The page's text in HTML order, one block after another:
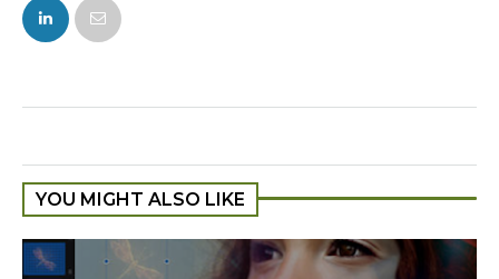
FACEBOOK
YOU MIGHT ALSO LIKE